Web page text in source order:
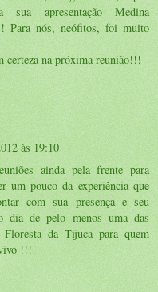
apresentação Medina
Para nós, neófitos, foi muito
certeza na próxima reunião!!!
às 19:10
ainda pela frente para
um pouco da experiência que
com sua presença e seu
dia de pelo menos uma das
da Tijuca para quem
!!!